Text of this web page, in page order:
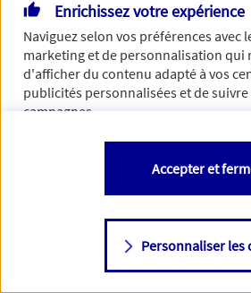
Si besoin, vous pouvez nous
contact.
> Nous contacter
Enrichissez votre expérience
Naviguez selon vos préférences avec
marketing et de personnalisation qui
d'afficher du contenu adapté à vos
publicités personnalisées et de
campagnes.
Vous êtes libre de les accepter, de les
changer d'avis à tout moment en allant
Consulter notre politique decookies
Personnaliser les
Accepter et